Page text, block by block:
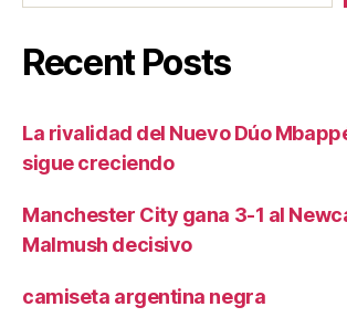
Recent Posts
La rivalidad del Nuevo Dúo
sigue creciendo
Manchester City gana 3-1 al
Malmush decisivo
camiseta argentina negra